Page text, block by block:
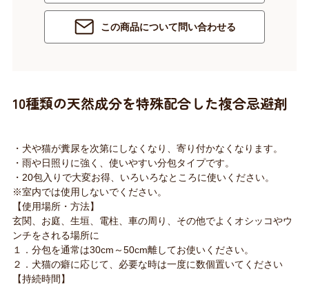
この商品について問い合わせる
10種類の天然成分を特殊配合した複合忌避剤
・犬や猫が糞尿を次第にしなくなり、寄り付かなくなります。
・雨や日照りに強く、使いやすい分包タイプです。
・20包入りで大変お得、いろいろなところに使いください。
※室内では使用しないでください。
【使用場所・方法】
玄関、お庭、生垣、電柱、車の周り、その他でよくオシッコやウ
ンチをされる場所に
１．分包を通常は30cm～50cm離してお使いください。
２．犬猫の癖に応じて、必要な時は一度に数個置いてください
【持続時間】